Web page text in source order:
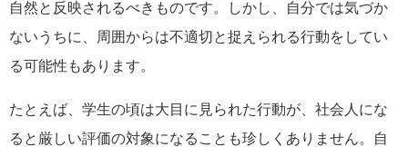
自然と反映されるべきものです。しかし、自分では気づか
ないうちに、周囲からは不適切と捉えられる行動をしてい
る可能性もあります。
たとえば、学生の頃は大目に見られた行動が、社会人にな
ると厳しい評価の対象になることも珍しくありません。自